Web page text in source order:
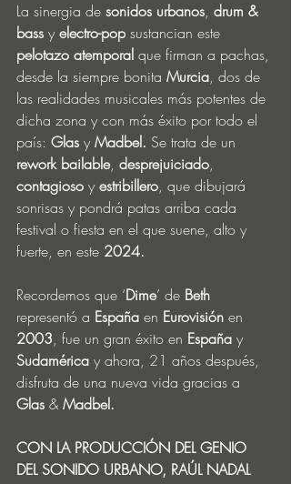
La sinergia de sonidos urbanos, drum &
bass y electro-pop sustancian este
pelotazo atemporal que firman a pachas,
desde la siempre bonita Murcia, dos de
las realidades musicales más potentes de
dicha zona y con más éxito por todo el
país: Glas y Madbel. Se trata de un
rework bailable, desprejuiciado,
contagioso y estribillero, que dibujará
sonrisas y pondrá patas arriba cada
festival o fiesta en el que suene, alto y
fuerte, en este 2024.
Recordemos que ‘Dime’ de Beth
representó a España en Eurovisión en
2003, fue un gran éxito en España y
Sudamérica y ahora, 21 años después,
disfruta de una nueva vida gracias a
Glas & Madbel.
CON LA PRODUCCIÓN DEL GENIO
DEL SONIDO URBANO, RAÚL NADAL